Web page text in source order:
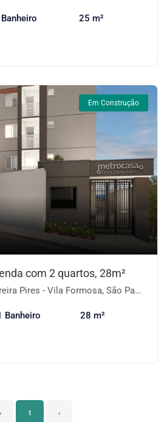
25 m²
Em Construção
com 2 quartos, 28m²
Pires - Vila Formosa, São Paulo-SP
Banheiro 28 m²
‹ 1 ›